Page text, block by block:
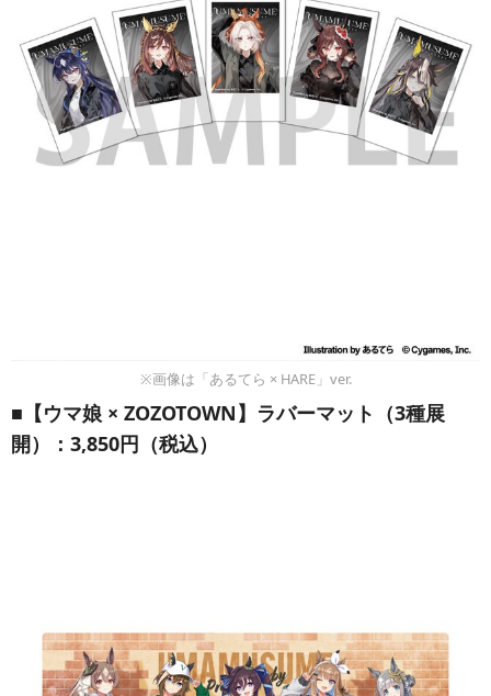
※画像は「あるてら × HARE」ver.
■【ウマ娘 × ZOZOTOWN】ラバーマット（3種展
開）：3,850円（税込）